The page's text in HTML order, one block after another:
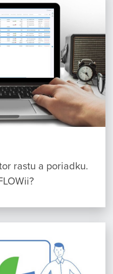
rastu a poriadku.